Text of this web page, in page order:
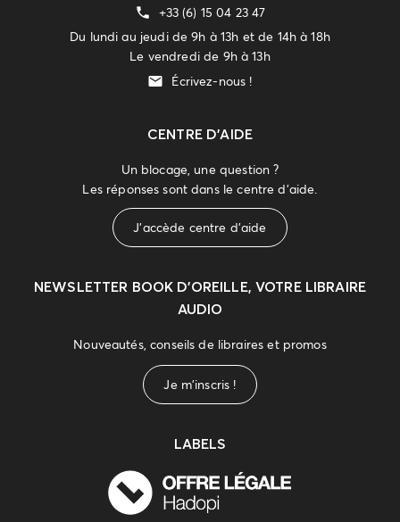
+33 (6) 15 04 23 47
Du lundi au jeudi de 9h à 13h et de 14h à 18h
Le vendredi de 9h à 13h
Écrivez-nous !
CENTRE D'AIDE
Un blocage, une question ?
Les réponses sont dans le centre d'aide.
J'accède centre d'aide
NEWSLETTER BOOK D’OREILLE, VOTRE LIBRAIRE
AUDIO
Nouveautés, conseils de libraires et promos
Je m'inscris !
LABELS